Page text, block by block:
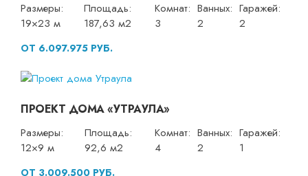
Размеры:
19×23 м
Площадь:
187,63 м2
Комнат:
3
Ванных:
2
Гаражей:
2
ОТ 6.097.975 РУБ.
ПРОЕКТ ДОМА «УТРАУЛА»
Размеры:
12×9 м
Площадь:
92,6 м2
Комнат:
4
Ванных:
2
Гаражей:
1
ОТ 3.009.500 РУБ.